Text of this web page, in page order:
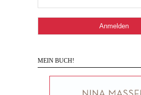
MEIN BUCH!